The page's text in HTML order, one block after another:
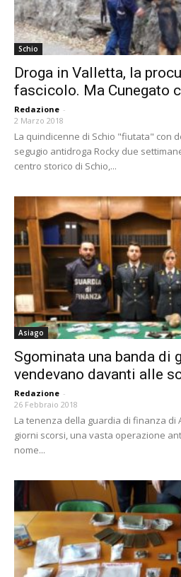
Schio
Droga in Valletta, la
fascicolo. Ma Cunegato
Redazione -
2 Marzo 2018
La quindicenne di Schio "fiutata" con
segugio antidroga Rocky due
centro storico di Schio,...
Asiago
Sgominata una banda di
vendevano davanti alle
Redazione -
26 Febbraio 2018
La tenenza della guardia di finanza di
giorni scorsi, una vasta operazione
nome...